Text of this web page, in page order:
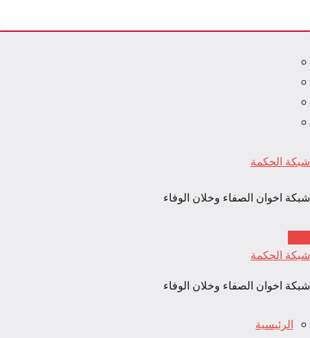
إلى
المحتوى
شبكة الحكمة
شبكة اخوان الصفاء وخلان الوفاء
شبكة الحكمة
شبكة اخوان الصفاء وخلان الوفاء
الرئيسية